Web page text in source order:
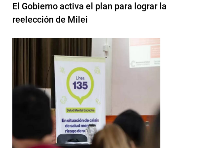
El Gobierno activa el plan para lograr la
reelección de Milei